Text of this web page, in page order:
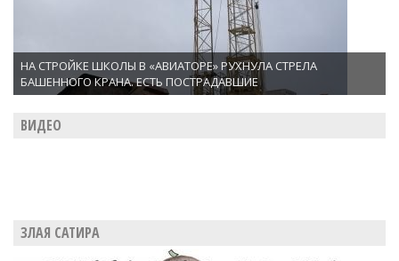
НА СТРОЙКЕ ШКОЛЫ В «АВИАТОРЕ» РУХНУЛА СТРЕЛА
БАШЕННОГО КРАНА. ЕСТЬ ПОСТРАДАВШИЕ
ВИДЕО
ЗЛАЯ САТИРА